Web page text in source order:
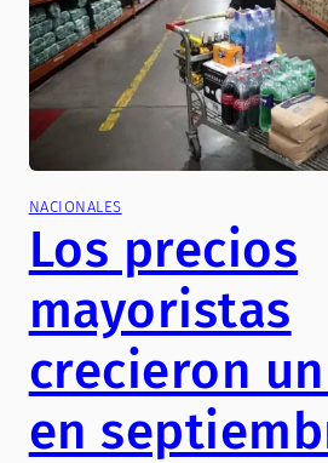
NACIONALES
Los precios
mayoristas
crecieron un
en